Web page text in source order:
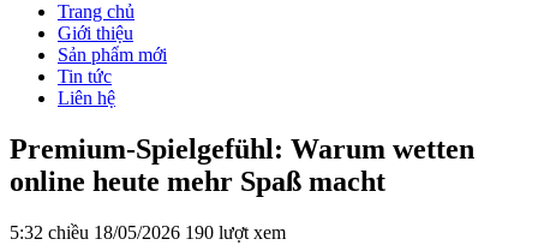
Trang chủ
Giới thiệu
Sản phẩm mới
Tin tức
Liên hệ
Premium-Spielgefühl: Warum wetten
online heute mehr Spaß macht
5:32 chiều 18/05/2026 190 lượt xem